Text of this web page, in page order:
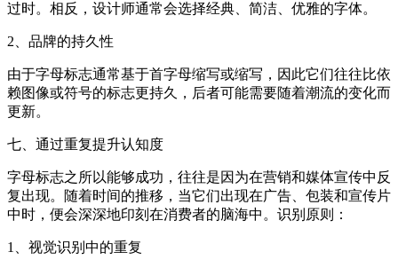
过时。相反，设计师通常会选择经典、简洁、优雅的字体。
2、品牌的持久性
由于字母标志通常基于首字母缩写或缩写，因此它们往往比依
赖图像或符号的标志更持久，后者可能需要随着潮流的变化而
更新。
七、通过重复提升认知度
字母标志之所以能够成功，往往是因为在营销和媒体宣传中反
复出现。随着时间的推移，当它们出现在广告、包装和宣传片
中时，便会深深地印刻在消费者的脑海中。识别原则：
1、视觉识别中的重复